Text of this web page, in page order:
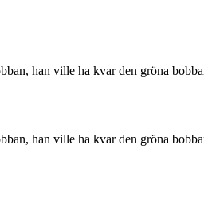
han ville ha kvar den gröna
han ville ha kvar den gröna